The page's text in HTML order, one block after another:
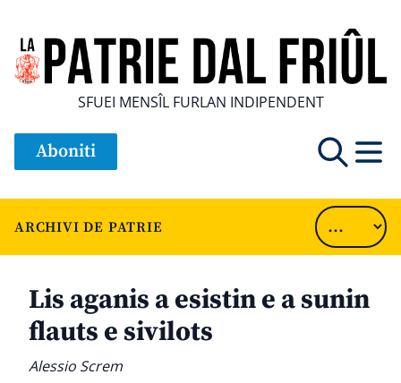
SFUEI MENSÎL FURLAN INDIPENDENT
Aboniti
ARCHIVI DE PATRIE
Lis aganis a esistin e a sunin
flauts e sivilots
Alessio Screm